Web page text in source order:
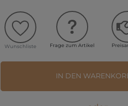
Wunschliste Frage zum Artikel
IN DEN